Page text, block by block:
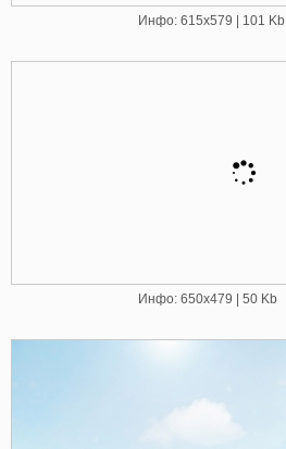
Инфо: 615х579 | 101 Kb
Инфо: 650х479 | 50 Kb